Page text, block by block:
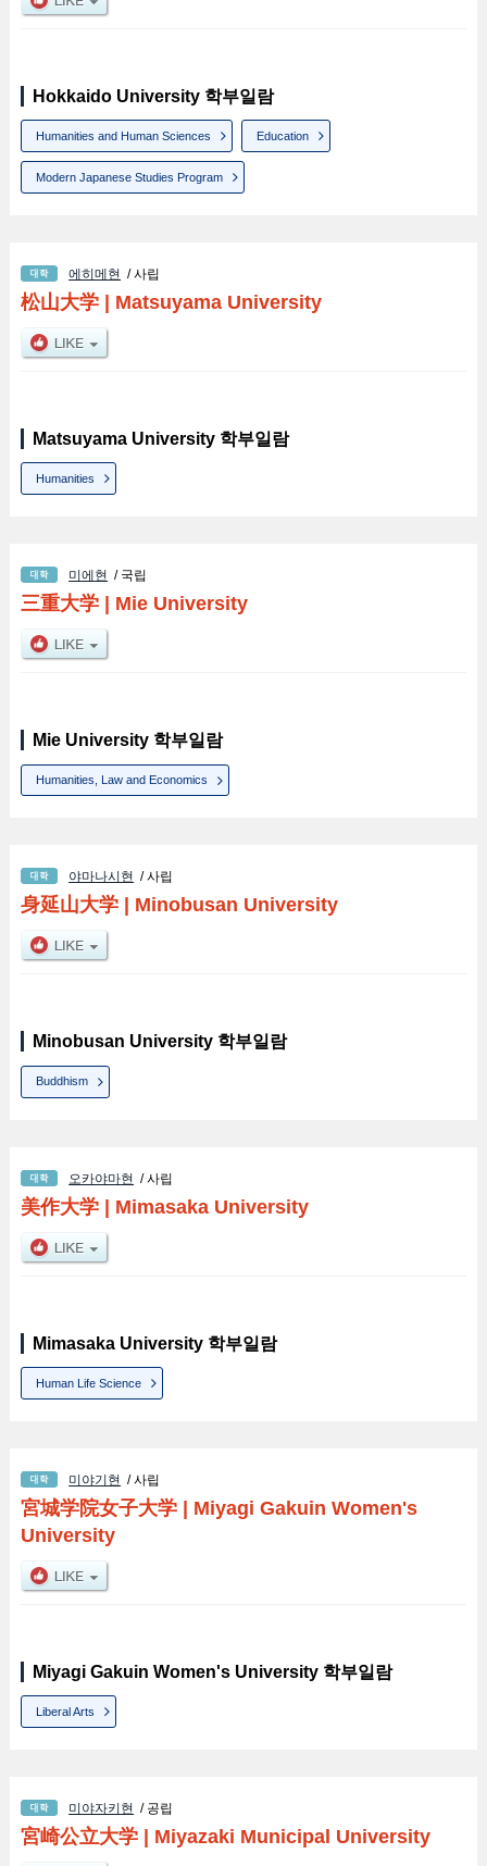
Hokkaido University 학부일람
Humanities and Human Sciences Education
Modern Japanese Studies Program
에히메현 / 사립
松山大学| Matsuyama University
Matsuyama University 학부일람
Humanities
미에현 / 국립
三重大学| Mie University
Mie University 학부일람
Humanities, Law and Economics
야마나시현 / 사립
身延山大学| Minobusan University
Minobusan University 학부일람
Buddhism
오카야마현 / 사립
美作大学| Mimasaka University
Mimasaka University 학부일람
Human Life Science
미야기현 / 사립
宮城学院女子大学| Miyagi Gakuin Women's
University
Miyagi Gakuin Women's University 학부일람
Liberal Arts
미야자키현 / 공립
宮崎公立大学| Miyazaki Municipal University